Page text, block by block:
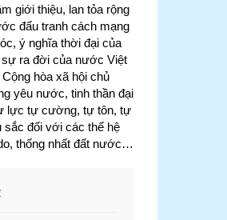
giới thiệu, lan tỏa rộng
đấu tranh cách mạng
ý nghĩa thời đại của
sự ra đời của nước Việt
hòa xã hội chủ
yêu nước, tinh thần đại
lực tự cường, tự tôn, tự
sắc đối với các thế hệ
thống nhất đất nước…